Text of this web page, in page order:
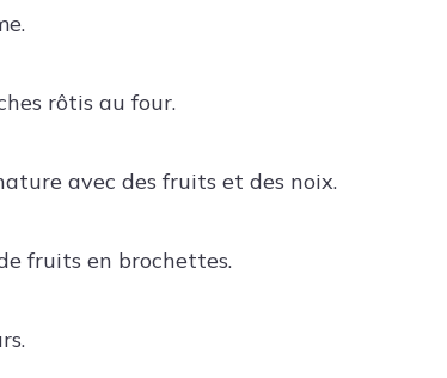
.
rôtis au four.
avec des fruits et des noix.
fruits en brochettes.